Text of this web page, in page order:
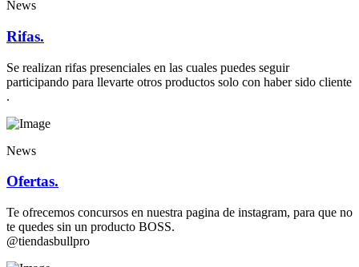
News
Rifas.
Se realizan rifas presenciales en las cuales puedes seguir
participando para llevarte otros productos solo con haber sido cliente
.
News
Ofertas.
Te ofrecemos concursos en nuestra pagina de instagram, para que no
te quedes sin un producto BOSS.
@tiendasbullpro